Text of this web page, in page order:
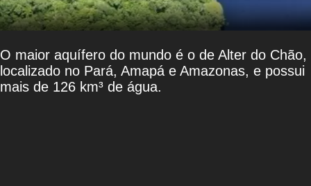
O maior aquífero do mundo é o de Alter do Chão,
localizado no Pará, Amapá e Amazonas, e possui
mais de 126 km³ de água.